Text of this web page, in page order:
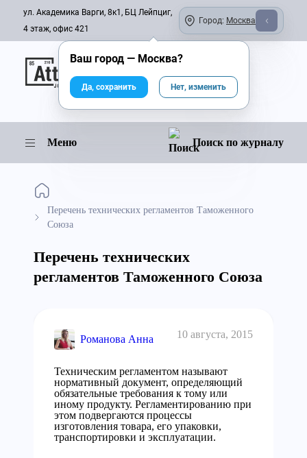
ул. Академика Варги, 8к1, БЦ Лейпциг,
4 этаж, офис 421
Город: Москва
Онлайн-журнал
Меню Поиск по журналу
Перечень технических регламентов Таможенного
Союза
Перечень технических
регламентов Таможенного Союза
Романова Анна 10 августа, 2015
Техническим регламентом называют
нормативный документ, определяющий
обязательные требования к тому или
иному продукту. Регламентированию при
этом подвергаются процессы
изготовления товара, его упаковки,
транспортировки и эксплуатации.
Ваш город — Москва?
Да, сохранить Нет, изменить